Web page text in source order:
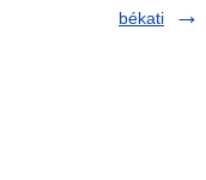
békati